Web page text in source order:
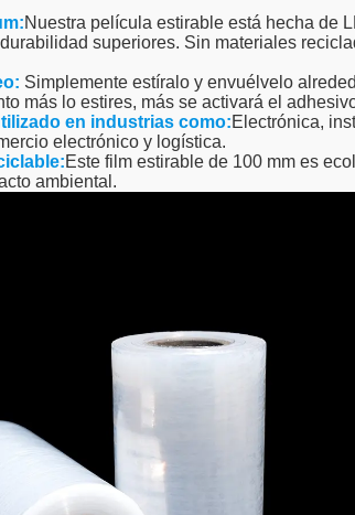
Nuestra película estirable está hecha de
superiores. Sin materiales
Simplemente estíralo y envuélvelo
más lo estires, más se activará el
en industrias como:Electrónica,
electrónico y logística.
Este film estirable de 100 mm es
ambiental.